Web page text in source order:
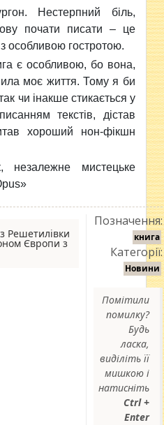
Нестерпний біль,
почати писати – це
особливою гостротою.
є особливою, бо вона,
моє життя. Тому я би
чи інакше стикається у
текстів, дістав
хороший нон-фікшн
, незалежне мистецьке
»
Решетилівки
Європи з
Позначення:
книга
Категорії:
Новини
Помітили
помилку?
Будь
ласка,
виділіть її
мишкою і
натисніть
Ctrl +
Enter